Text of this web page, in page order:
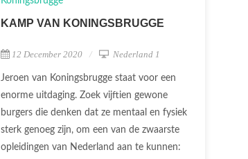
KAMP VAN KONINGSBRUGGE
12 December 2020 Nederland 1
Jeroen van Koningsbrugge staat voor een
enorme uitdaging. Zoek vijftien gewone
burgers die denken dat ze mentaal en fysiek
sterk genoeg zijn, om een van de zwaarste
opleidingen van Nederland aan te kunnen: